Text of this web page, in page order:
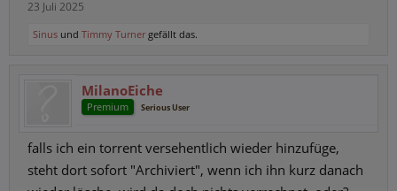
23 Juli 2025
Sinus und Timmy Turner gefällt das.
MilanoEiche
Premium Serious User
falls ich ein torrent versehentlich wieder hinzufüge,
steht dort sofort "Archiviert", wenn ich ihn kurz danach